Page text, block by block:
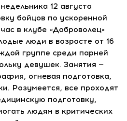
12 августа
бойцов по ускоренной
в клубе «Доброволец»
люди в возрасте от 16
группе среди парней
девушек. Занятия —
огневая подготовка,
Разумеется, все проходят
подготовку,
людям в критических